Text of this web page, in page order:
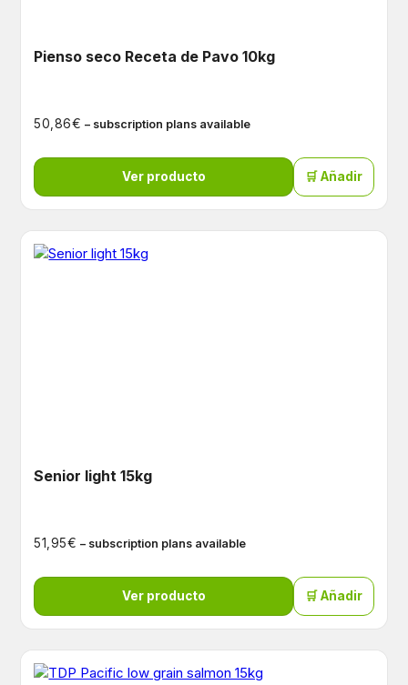
Pienso seco Receta de Pavo 10kg
50,86€ – subscription plans available
Ver producto 🛒 Añadir
Senior light 15kg
51,95€ – subscription plans available
Ver producto 🛒 Añadir